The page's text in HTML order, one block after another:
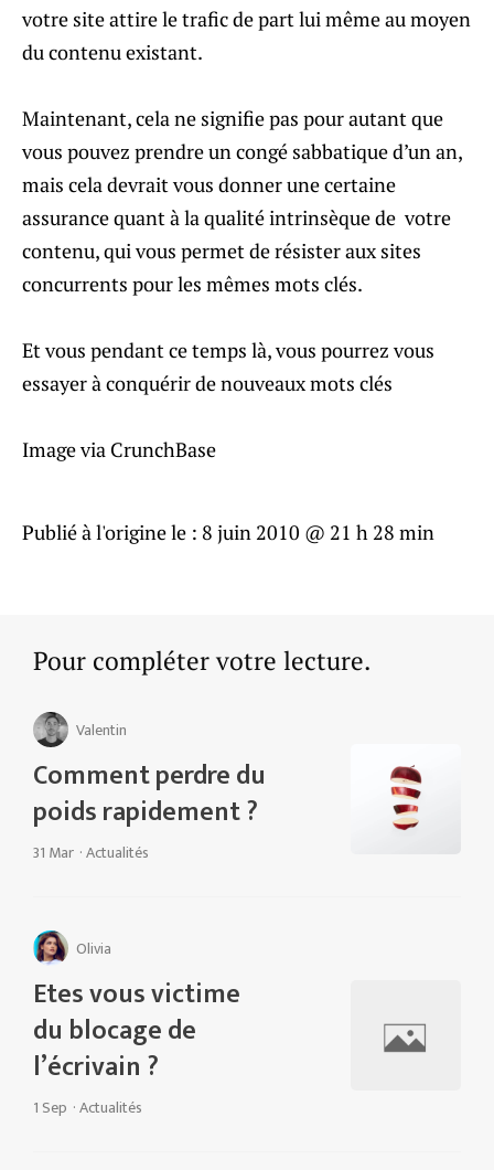
votre site attire le trafic de part lui même au moyen
du contenu existant.
Maintenant, cela ne signifie pas pour autant que
vous pouvez prendre un congé sabbatique d’un an,
mais cela devrait vous donner une certaine
assurance quant à la qualité intrinsèque de votre
contenu, qui vous permet de résister aux sites
concurrents pour les mêmes mots clés.
Et vous pendant ce temps là, vous pourrez vous
essayer à conquérir de nouveaux mots clés
Image via CrunchBase
Publié à l'origine le : 8 juin 2010 @ 21 h 28 min
Pour compléter votre lecture.
Valentin
Comment perdre du
poids rapidement ?
31 Mar ·Actualités
Olivia
Etes vous victime
du blocage de
l’écrivain ?
1 Sep ·Actualités